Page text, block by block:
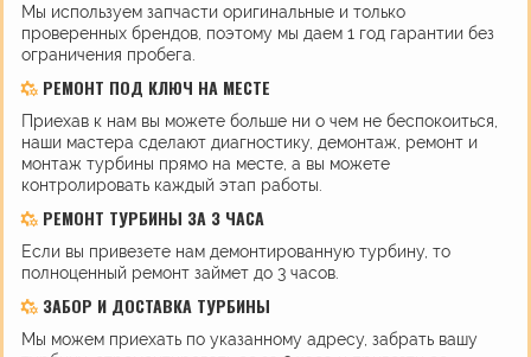
Мы используем запчасти оригинальные и только
проверенных брендов, поэтому мы даем 1 год гарантии без
ограничения пробега.
РЕМОНТ ПОД КЛЮЧ НА МЕСТЕ
Приехав к нам вы можете больше ни о чем не беспокоиться,
наши мастера сделают диагностику, демонтаж, ремонт и
монтаж турбины прямо на месте, а вы можете
контролировать каждый этап работы.
РЕМОНТ ТУРБИНЫ ЗА 3 ЧАСА
Если вы привезете нам демонтированную турбину, то
полноценный ремонт займет до 3 часов.
ЗАБОР И ДОСТАВКА ТУРБИНЫ
Мы можем приехать по указанному адресу, забрать вашу